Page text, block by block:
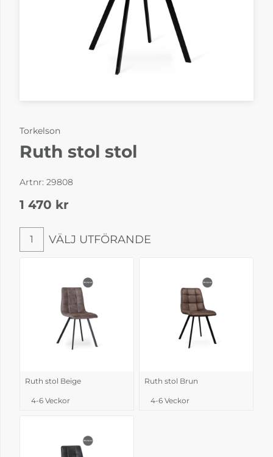
Torkelson
Ruth stol stol
Artnr: 29808
1 470 kr
Välj utförande
1 VÄLJ UTFÖRANDE
Ruth stol Beige
4-6 Veckor
Ruth stol Brun
4-6 Veckor